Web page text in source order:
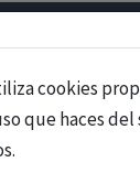
cookies
que haces